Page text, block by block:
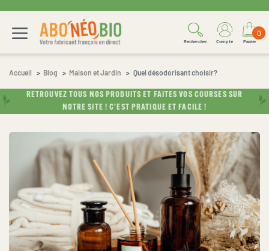
Rechercher Compte
0
Panier
Accueil Blog Maison et Jardin Quel désodorisant choisir?
RETROUVEZ TOUS NOS PRODUITS ET FAITES VOS COURSES SUR
NOTRE SITE ! C’EST PRATIQUE ET FACILE !